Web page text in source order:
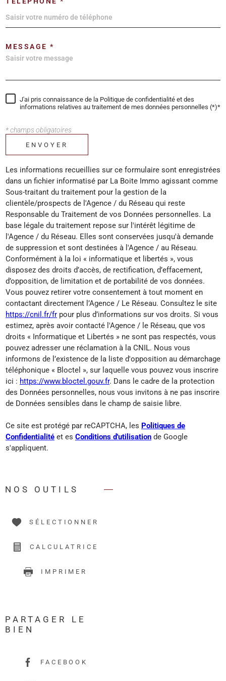
MESSAGE *
J'ai pris connaissance de la Politique de confidentialité et des
informations relatives au traitement de mes données personnelles (*)*
* champs obligatoires
ENVOYER
Les informations recueillies sur ce formulaire sont enregistrées
dans un fichier informatisé par La Boite Immo agissant comme
Sous-traitant du traitement pour la gestion de la
clientèle/prospects de l'Agence / du Réseau qui reste
Responsable du Traitement de vos Données personnelles. La
base légale du traitement repose sur l'intérêt légitime de
l'Agence / du Réseau. Elles sont conservées jusqu'à demande
de suppression et sont destinées à l'Agence / au Réseau.
Conformément à la loi « informatique et libertés », vous
disposez des droits d’accès, de rectification, d’effacement,
d’opposition, de limitation et de portabilité de vos données.
Vous pouvez retirer votre consentement à tout moment en
contactant directement l’Agence / Le Réseau. Consultez le site
https://cnil.fr/fr pour plus d’informations sur vos droits. Si vous
estimez, après avoir contacté l'Agence / le Réseau, que vos
droits « Informatique et Libertés » ne sont pas respectés, vous
pouvez adresser une réclamation à la CNIL. Nous vous
informons de l’existence de la liste d'opposition au démarchage
téléphonique « Bloctel », sur laquelle vous pouvez vous inscrire
ici : https://www.bloctel.gouv.fr. Dans le cadre de la protection
des Données personnelles, nous vous invitons à ne pas inscrire
de Données sensibles dans le champ de saisie libre.
Ce site est protégé par reCAPTCHA, les Politiques de
Confidentialité et es Conditions d'utilisation de Google
s'appliquent.
NOS OUTILS
SÉLECTIONNER
CALCULATRICE
IMPRIMER
PARTAGER LE
BIEN
FACEBOOK